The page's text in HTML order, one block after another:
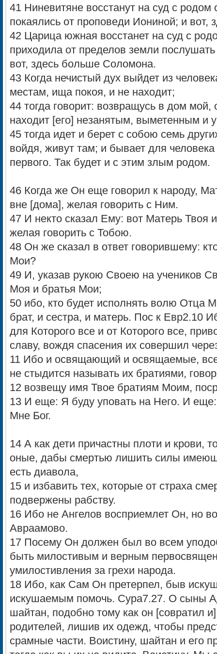
41 Ниневитяне восстанут на суд с родом
покаялись от проповеди Иониной; и
42 Царица южная восстанет на суд с
приходила от пределов земли
вот, здесь больше Соломона.
43 Когда нечистый дух выйдет из
местам, ища покоя, и не находит;
44 тогда говорит: возвращусь в дом
находит [его] незанятым, выметенным и
45 тогда идет и берет с собою семь
войдя, живут там; и бывает для
первого. Так будет и с этим злым родом.
46 Когда же Он еще говорил к народу,
вне [дома], желая говорить с Ним.
47 И некто сказал Ему: вот Матерь Твоя
желая говорить с Тобою.
48 Он же сказал в ответ говорившему:
Мои?
49 И, указав рукою Своею на учеников
Моя и братья Мои;
50 ибо, кто будет исполнять волю Отца
брат, и сестра, и матерь. Пос к Евр2.10
для Которого все и от Которого все,
славу, вождя спасения их совершил
11 Ибо и освящающий и освящаемые,
не стыдится называть их братиями,
12 возвещу имя Твое братиям Моим,
13 И еще: Я буду уповать на Него. И
Мне Бог.
14 А как дети причастны плоти и крови,
оные, дабы смертью лишить силы
есть диавола,
15 и избавить тех, которые от страха
подвержены рабству.
16 Ибо не Ангелов восприемлет Он, но
Авраамово.
17 Посему Он должен был во всем
быть милостивым и верным
умилостивления за грехи народа.
18 Ибо, как Сам Он претерпел, быв
искушаемым помочь. Сура7.27. О сыны
шайтан, подобно тому как он [совратил
родителей, лишив их одежд, чтобы
срамные части. Воистину, шайтан и его